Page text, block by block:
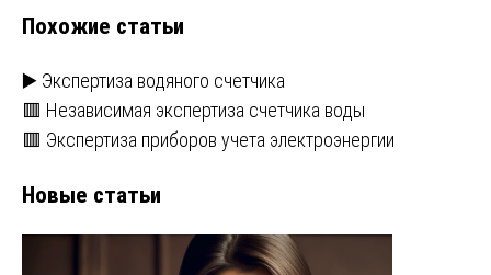
Похожие статьи
▶️ Экспертиза водяного счетчика
🟥 Независимая экспертиза счетчика воды
🟥 Экспертиза приборов учета электроэнергии
Новые статьи